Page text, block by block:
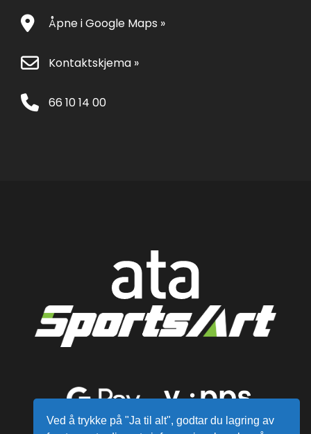
Åpne i Google Maps »
Kontaktskjema »
66 10 14 00
Ved å trykke på "Ja til alt", godtar du lagring av